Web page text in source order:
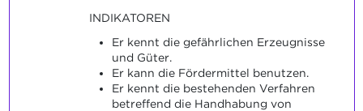
INDIKATOREN
Er kennt die gefährlichen Erzeugnisse
und Güter.
Er kann die Fördermittel benutzen.
Er kennt die bestehenden Verfahren
betreffend die Handhabung von